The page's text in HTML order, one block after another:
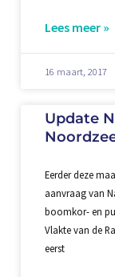
Lees meer »
16 maart, 2017
Update
Eerder deze
aanvraag van
boomkor- en
Vlakte van de
eerst